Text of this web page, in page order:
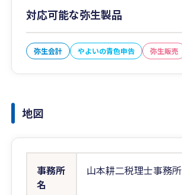
対応可能な弥生製品
弥生会計 やよいの青色申告 弥生販売
地図
事務所
名
山本耕二税理士事務所